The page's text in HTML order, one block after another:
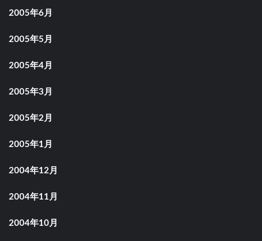
2005年6月
2005年5月
2005年4月
2005年3月
2005年2月
2005年1月
2004年12月
2004年11月
2004年10月